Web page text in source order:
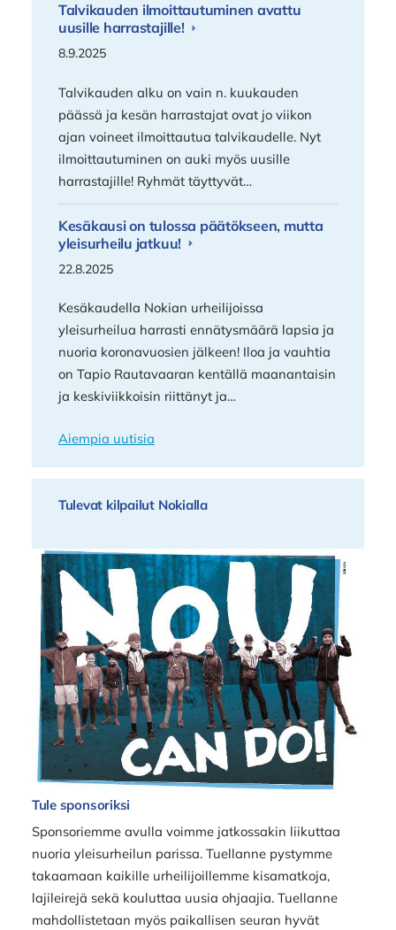
Talvikauden ilmoittautuminen avattu
uusille harrastajille!
8.9.2025
Talvikauden alku on vain n. kuukauden
päässä ja kesän harrastajat ovat jo viikon
ajan voineet ilmoittautua talvikaudelle. Nyt
ilmoittautuminen on auki myös uusille
harrastajille! Ryhmät täyttyvät…
Kesäkausi on tulossa päätökseen, mutta
yleisurheilu jatkuu!
22.8.2025
Kesäkaudella Nokian urheilijoissa
yleisurheilua harrasti ennätysmäärä lapsia ja
nuoria koronavuosien jälkeen! Iloa ja vauhtia
on Tapio Rautavaaran kentällä maanantaisin
ja keskiviikkoisin riittänyt ja…
Aiempia uutisia
Tulevat kilpailut Nokialla
Tule sponsoriksi
Sponsoriemme avulla voimme jatkossakin liikuttaa
nuoria yleisurheilun parissa. Tuellanne pystymme
takaamaan kaikille urheilijoillemme kisamatkoja,
lajileirejä sekä kouluttaa uusia ohjaajia. Tuellanne
mahdollistetaan myös paikallisen seuran hyvät